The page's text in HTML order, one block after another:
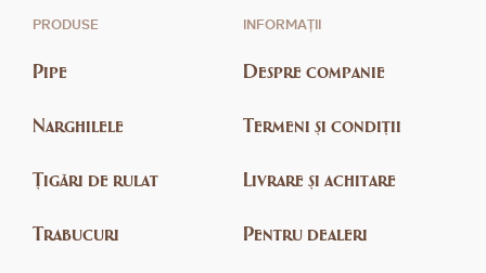
PRODUSE
Pipe
Narghilele
Țigări de rulat
Trabucuri
INFORMAȚII
Despre companie
Termeni și condiții
Livrare și achitare
Pentru dealeri